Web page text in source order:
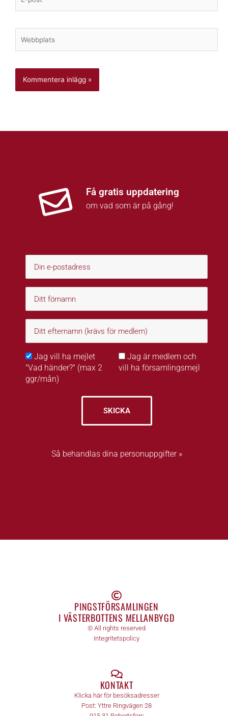
post*
Få gratis uppdatering
om vad som är på gång!
Jag vill ha mejlet
"Vad händer?" (max 2
ggr/mån)
Jag är medlem och
vill ha församlingsmejl
SKICKA
Så behandlas dina personuppgifter »
PINGSTFÖRSAMLINGEN
I VÄSTERBOTTENS MELLANBYGD
© All rights reserved
Integritetspolicy
KONTAKT
Klicka här för besöksadresser
Post: Yttre Ringvägen 28